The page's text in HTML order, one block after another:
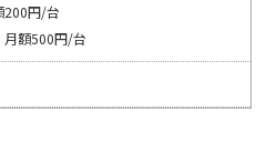
円/台
額500円/台